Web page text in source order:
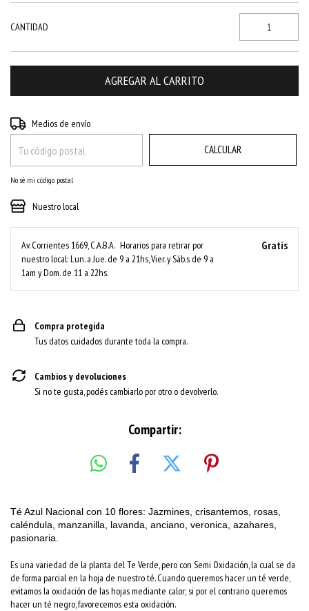
CANTIDAD
Entregas para el CP:
Medios de envío
CALCULAR
No sé mi código postal
Nuestro local
Av. Corrientes 1669, C.A.B.A. Horarios para retirar por
nuestro local: Lun. a Jue. de 9 a 21hs, Vier. y Sáb.s de 9 a
1am y Dom. de 11 a 22hs.
Gratis
Compra protegida
Tus datos cuidados durante toda la compra.
Cambios y devoluciones
Si no te gusta, podés cambiarlo por otro o devolverlo.
Compartir:
Té Azul Nacional con 10 flores: Jazmines, crisantemos, rosas,
caléndula, manzanilla, lavanda, anciano, veronica, azahares,
pasionaria.
Es una variedad de la planta del Te Verde, pero con Semi Oxidación, la cual se da
de forma parcial en la hoja de nuestro té. Cuando queremos hacer un té verde,
evitamos la oxidación de las hojas mediante calor; si por el contrario queremos
hacer un té negro, favorecemos esta oxidación.